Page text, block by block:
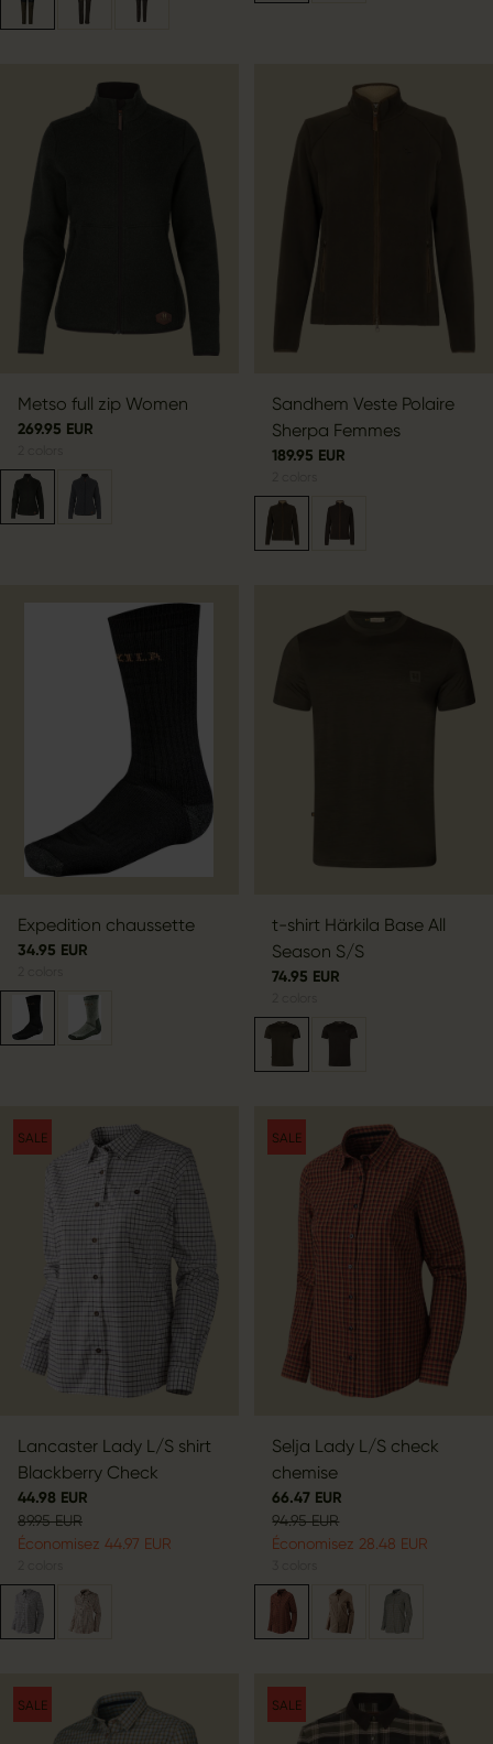
Metso full zip Women
269.95 EUR
Sandhem Veste Polaire
Sherpa Femmes
189.95 EUR
Expedition chaussette
34.95 EUR
t-shirt Härkila Base All
Season S/S
74.95 EUR
SALE
Lancaster Lady L/S shirt
Blackberry Check
44.98 EUR
89.95 EUR
Économisez 44.97 EUR
SALE
Selja Lady L/S check
chemise
66.47 EUR
94.95 EUR
Économisez 28.48 EUR
SALE SALE